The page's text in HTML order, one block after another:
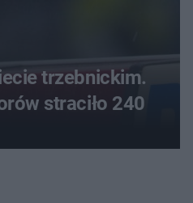
trzebnickim.
straciło 240